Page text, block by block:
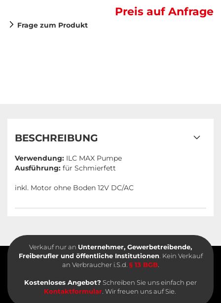
Preis auf Anfrage
Frage zum Produkt
BESCHREIBUNG
Verwendung: ILC MAX Pumpe
Ausführung: für Schmierfett
inkl. Motor ohne Boden 12V DC/AC
Verkauf nur an Unternehmer, Gewerbetreibende,
Freiberufler und öffentliche Institutionen . Kein Verkauf
an Verbraucher i.S.d. § 13 BGB.
Kostenloses Angebot? Schreiben Sie uns einfach per
Kontaktformular. Wir freuen uns auf Sie.